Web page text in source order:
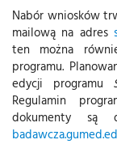
Nabór wniosków
mailową na adres
ten można
programu.
edycji programu
Regulamin
dokumenty są